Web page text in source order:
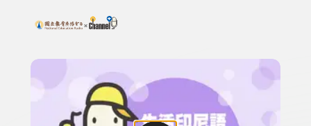
上方功能區塊
搜尋關鍵字：可輸入節目名稱、主持人或關鍵字